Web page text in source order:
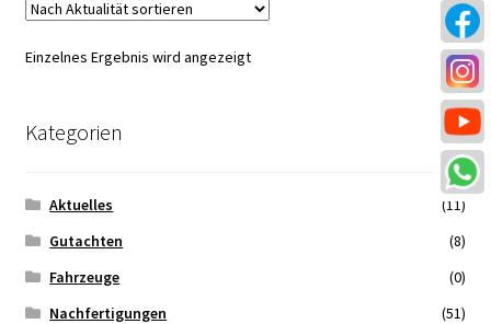
Einzelnes Ergebnis wird angezeigt
Kategorien
Aktuelles
(11)
Gutachten
(8)
Fahrzeuge
(0)
Nachfertigungen
(51)